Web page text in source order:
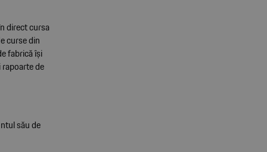
direct cursa
curse din
fabrică își
de
său de